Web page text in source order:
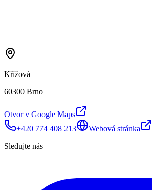
Křížová
60300 Brno
Otvor v Google Maps
+420 774 408 213
Webová stránka
Sledujte nás